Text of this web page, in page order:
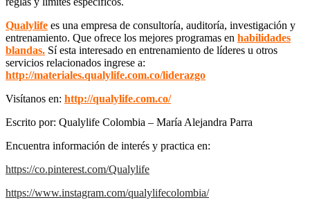
Qualylife es una empresa de consultoría, auditoría, investigación y
entrenamiento. Que ofrece los mejores programas en habilidades
blandas. Sí esta interesado en entrenamiento de líderes u otros
servicios relacionados ingrese a:
http://materiales.qualylife.com.co/liderazgo
Visítanos en: http://qualylife.com.co/
Escrito por: Qualylife Colombia – María Alejandra Parra
Encuentra información de interés y practica en:
https://co.pinterest.com/Qualylife
https://www.instagram.com/qualylifecolombia/